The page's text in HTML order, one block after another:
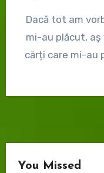
Dacă tot am
mi-au plăcut, aș
cărți care mi-au
You Missed